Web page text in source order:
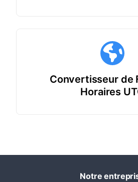
Convertisseur de
Horaires
Notre